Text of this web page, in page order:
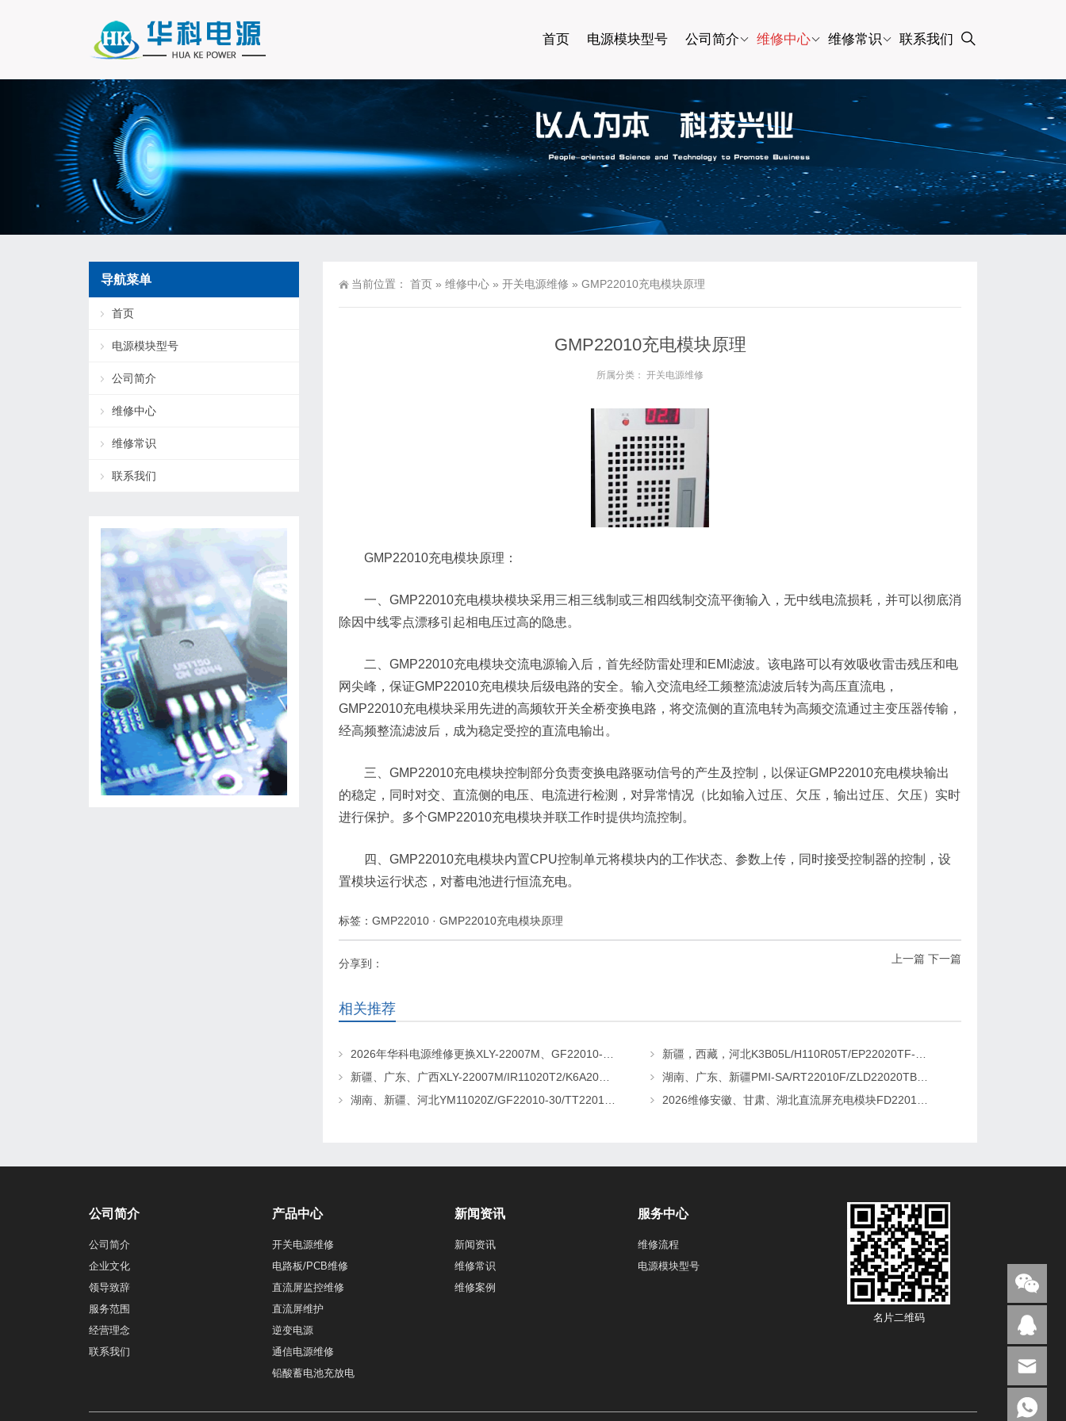
首页 电源模块型号 公司简介 维修中心 维修常识 联系我们
当前位置： 首页 » 维修中心 » 开关电源维修 » GMP22010充电模块原理
GMP22010充电模块原理
所属分类： 开关电源维修
GMP22010充电模块原理：
一、GMP22010充电模块模块采用三相三线制或三相四线制交流平衡输入，无中线电流损耗，并可以彻底消
除因中线零点漂移引起相电压过高的隐患。
二、GMP22010充电模块交流电源输入后，首先经防雷处理和EMI滤波。该电路可以有效吸收雷击残压和电
网尖峰，保证GMP22010充电模块后级电路的安全。输入交流电经工频整流滤波后转为高压直流电，
GMP22010充电模块采用先进的高频软开关全桥变换电路，将交流侧的直流电转为高频交流通过主变压器传输，
经高频整流滤波后，成为稳定受控的直流电输出。
三、GMP22010充电模块控制部分负责变换电路驱动信号的产生及控制，以保证GMP22010充电模块输出
的稳定，同时对交、直流侧的电压、电流进行检测，对异常情况（比如输入过压、欠压，输出过压、欠压）实时
进行保护。多个GMP22010充电模块并联工作时提供均流控制。
四、GMP22010充电模块内置CPU控制单元将模块内的工作状态、参数上传，同时接受控制器的控制，设
置模块运行状态，对蓄电池进行恒流充电。
标签： GMP22010 · GMP22010充电模块原理
上一篇 下一篇
分享到：
相关推荐
湖南、广东、新疆PMI-SA/RT22010F/ZLD22020TB电源模块维修更换
导航菜单
首页
电源模块型号
公司简介
维修中心
维修常识
联系我们
公司简介
公司简介
企业文化
领导致辞
服务范围
经营理念
联系我们
产品中心
开关电源维修
电路板/PCB维修
直流屏监控维修
直流屏维护
逆变电源
通信电源维修
铅酸蓄电池充放电
新闻资讯
新闻资讯
维修常识
维修案例
服务中心
维修流程
电源模块型号
名片二维码